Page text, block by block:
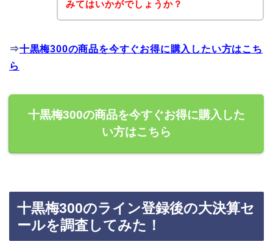
みてはいかがでしょうか？
⇒十黒梅300の商品を今すぐお得に購入したい方はこち
ら
十黒梅300の商品を今すぐお得に購入した
い方はこちら
十黒梅300のライン登録後の大決算セ
ールを調査してみた！